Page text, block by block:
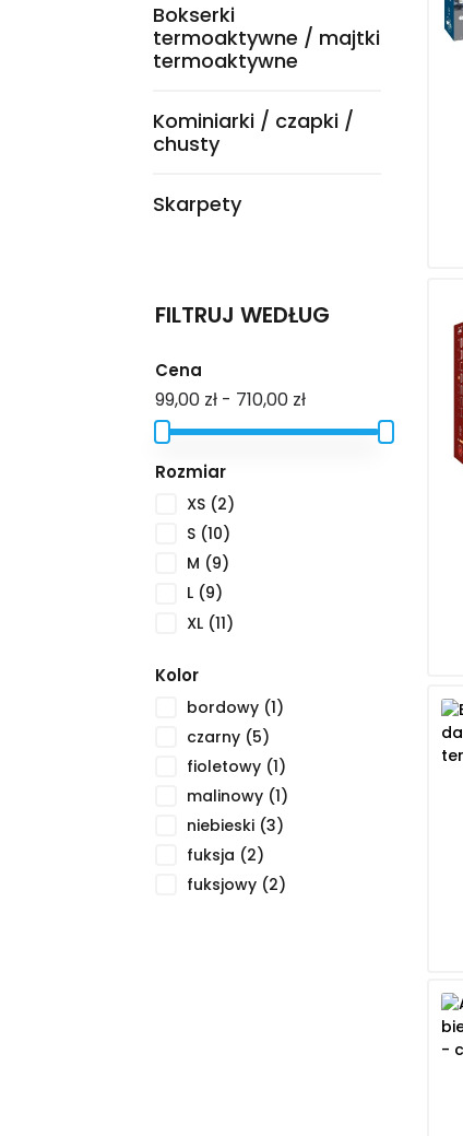
Bokserki
termoaktywne / majtki
termoaktywne
Kominiarki / czapki /
chusty
Skarpety
FILTRUJ WEDŁUG
Cena
99,00 zł - 710,00 zł
Rozmiar
XS (2)
S (10)
M (9)
L (9)
XL (11)
Kolor
bordowy (1)
czarny (5)
fioletowy (1)
malinowy (1)
niebieski (3)
fuksja (2)
fuksjowy (2)